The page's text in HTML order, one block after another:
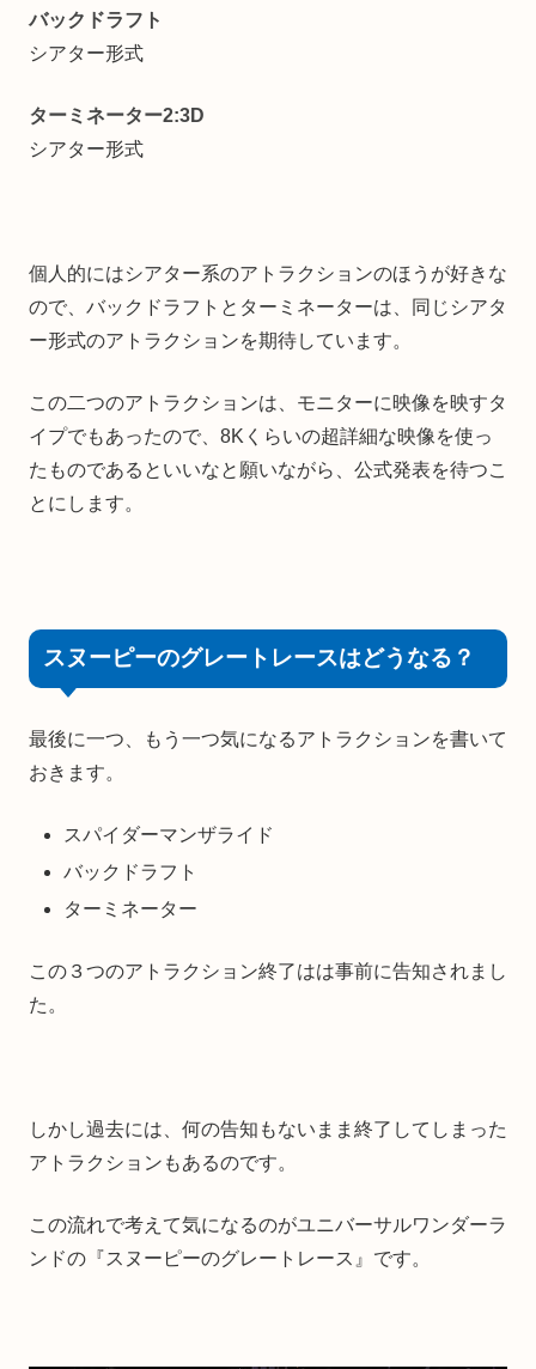
バックドラフト
シアター形式
ターミネーター2:3D
シアター形式
個人的にはシアター系のアトラクションのほうが好きな
ので、バックドラフトとターミネーターは、同じシアタ
ー形式のアトラクションを期待しています。
この二つのアトラクションは、モニターに映像を映すタ
イプでもあったので、8Kくらいの超詳細な映像を使っ
たものであるといいなと願いながら、公式発表を待つこ
とにします。
スヌーピーのグレートレースはどうなる？
最後に一つ、もう一つ気になるアトラクションを書いて
おきます。
スパイダーマンザライド
バックドラフト
ターミネーター
この３つのアトラクション終了はは事前に告知されまし
た。
しかし過去には、何の告知もないまま終了してしまった
アトラクションもあるのです。
この流れで考えて気になるのがユニバーサルワンダーラ
ンドの『スヌーピーのグレートレース』です。